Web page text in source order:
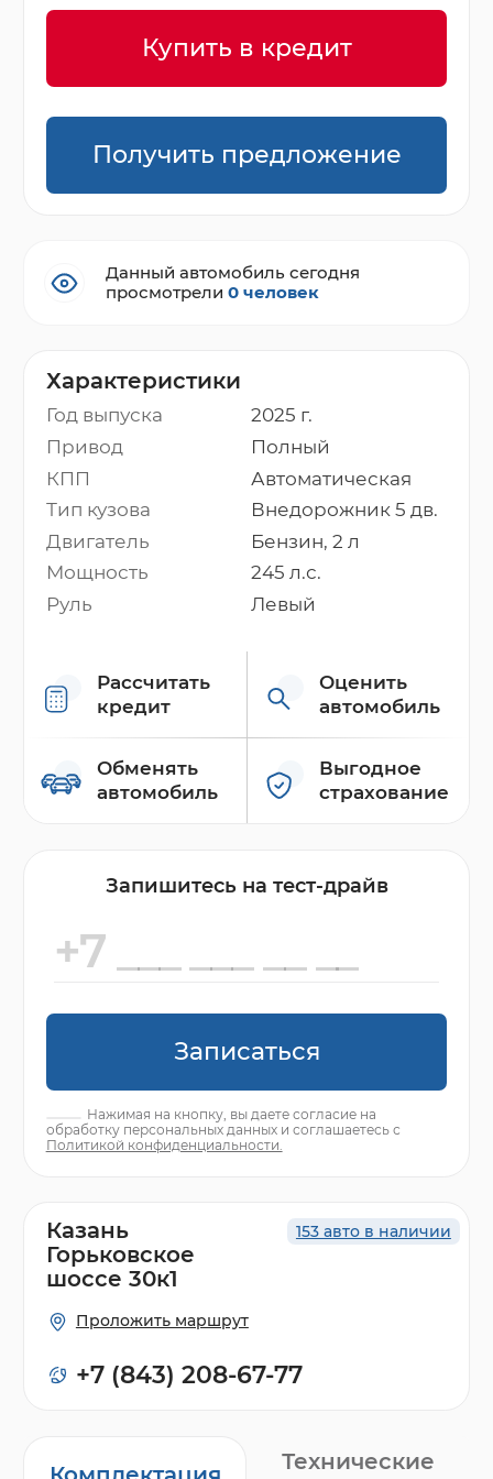
Характеристики
Год выпуска
2025 г.
Привод
Полный
КПП
Автоматическая
Тип кузова
Внедорожник 5 дв.
Двигатель
Бензин, 2 л
Мощность
245 л.с.
Руль
Левый
Рассчитать
кредит
Оценить
автомобиль
Обменять
автомобиль
Выгодное
страхование
Купить в кредит
Получить предложение
Данный автомобиль сегодня
просмотрели0 человек
Запишитесь на тест-драйв
Записаться
Нажимая на кнопку, вы даете согласие на
обработку персональных данных и соглашаетесь с
Политикой конфиденциальности.
Технические
153 авто в наличии
Казань
Горьковское
шоссе 30к1
Проложить маршрут
+7 (843) 208-67-77